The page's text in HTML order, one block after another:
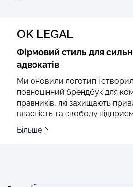
OK LEGAL
Фірмовий стиль для
адвокатів
Ми оновили логотип і
повноцінний брендбук для
правників, які захищають
власність та свободу
Більше